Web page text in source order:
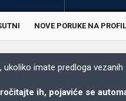
NOVE PORUKE NA
imate predloga
ih, pojaviće se